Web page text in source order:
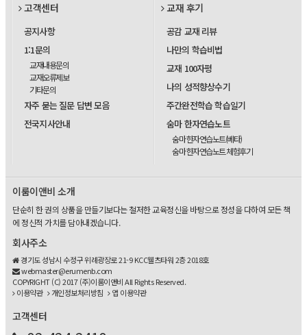
고객센터
공지사항
1:1문의
교재내용문의
교재오류제보
기타문의
자주 묻는 질문 답변 모음
전국지사안내
교재 후기
공감 교재 리뷰
나만의 학습비법
교재 100자평
나의 성적향상수기
주간완전학습 학습일기
숨마 한자연습노트
숨마 한자연습노트(베타)
숨마 한자연습노트 체험후기
이룸이앤비 소개
단순히 한 권의 상품을 만들기보다는 철저한 교육정신을 바탕으로 정성을 다하여 모든 책
에 정신적 가치를 담아내겠습니다.
회사주소
경기도 성남시 수정구 위례광장로 21-9 KCC웰츠타워 2층 2018호
webmaster@erumenb.com
COPYRIGHT (C) 2017 (주)이룸이앤비 All Rights Reserved.
이용약관
개인정보처리방침 앱 이용약관
고객센터